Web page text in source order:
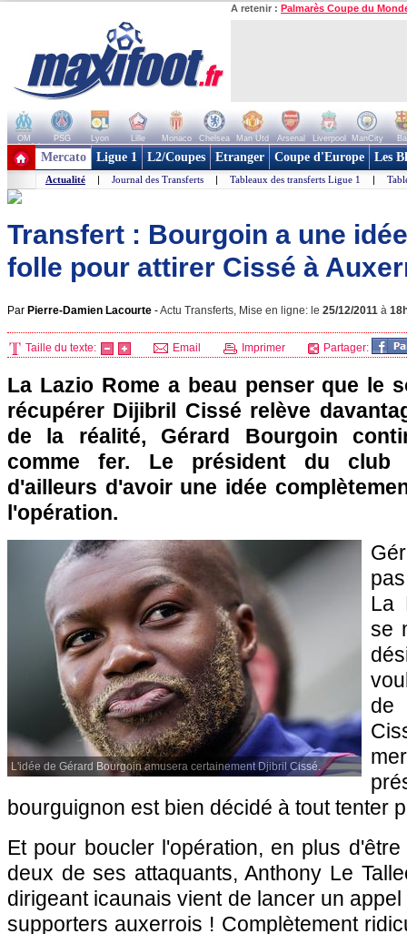
A retenir : Palmarès Coupe du
OM PSG Lyon Lille Monaco Chelsea Man Utd Arsenal Liverpool ManCity
+ de clubs
Mercato Ligue 1 L2/Coupes Etranger Coupe d'Europe Les
Actualité | Journal des Transferts | Tableaux des transferts Ligue 1 |
Transfert : Bourgoin a une
folle pour attirer Cissé à
Par Pierre-Damien Lacourte -Actu Transferts, Mise en ligne: le 25/12/2011 à
Taille du texte: Email Imprimer Partager:
La Lazio Rome a beau penser que le
récupérer Dijibril Cissé relève
de la réalité, Gérard Bourgoin
comme fer. Le président du club
d'ailleurs d'avoir une idée
l'opération.
L'idée de Gérard Bourgoin amusera certainement Djibril Cissé.
La
se
de
bourguignon est bien décidé à tout tenter
Et pour boucler l'opération, en plus
deux de ses attaquants, Anthony Le
dirigeant icaunais vient de lancer un
supporters auxerrois ! Complètement